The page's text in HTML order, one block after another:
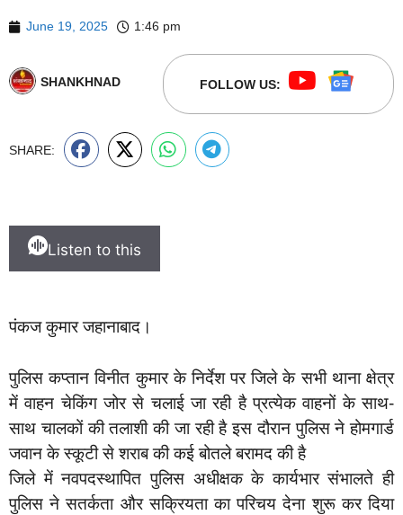
June 19, 2025 1:46 pm
SHANKHNAD FOLLOW US:
SHARE:
Listen to this
पंकज कुमार जहानाबाद।
पुलिस कप्तान विनीत कुमार के निर्देश पर जिले के सभी थाना क्षेत्र
में वाहन चेकिंग जोर से चलाई जा रही है प्रत्येक वाहनों के साथ-
साथ चालकों की तलाशी की जा रही है इस दौरान पुलिस ने होमगार्ड
जवान के स्कूटी से शराब की कई बोतले बरामद की है
जिले में नवपदस्थापित पुलिस अधीक्षक के कार्यभार संभालते ही
पुलिस ने सतर्कता और सक्रियता का परिचय देना शुरू कर दिया